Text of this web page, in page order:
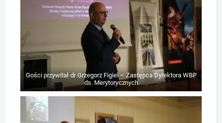
Gości przywitał dr Grzegorz Figiel – Zastępca Dyrektora WBP
ds. Merytorycznych